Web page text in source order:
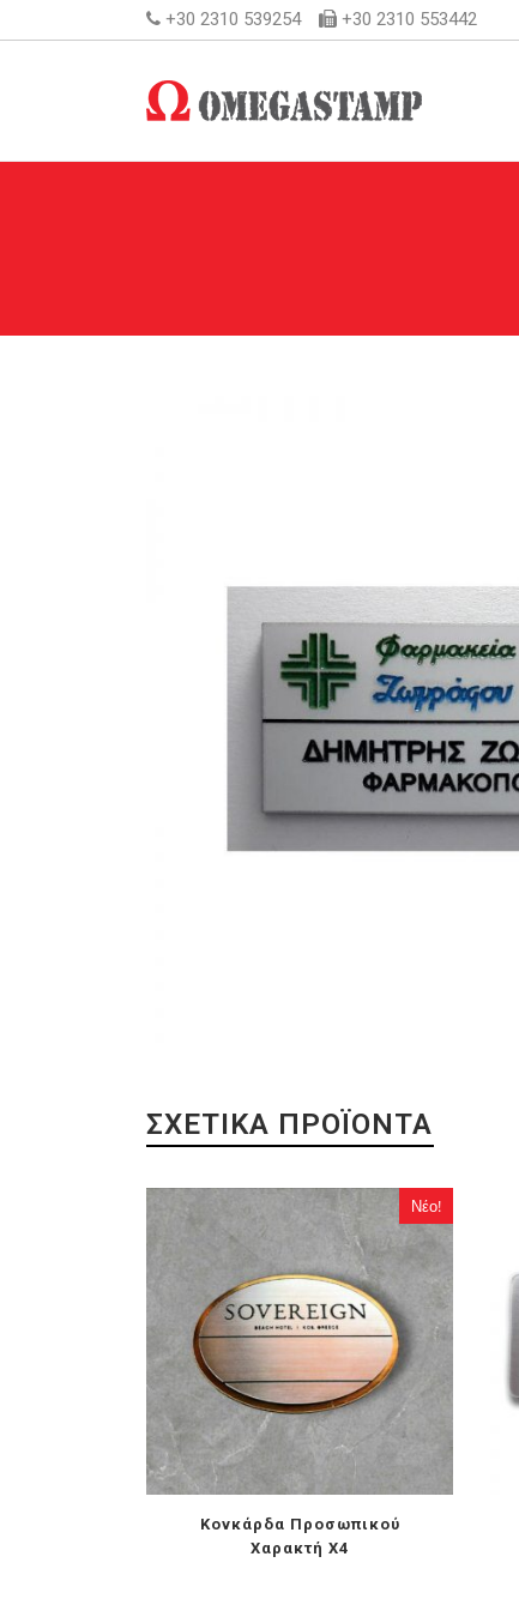
+30 2310 539254 +30 2310 553442
ΣΧΕΤΙΚΆ ΠΡΟΪΌΝΤΑ
Νέο!
Κονκάρδα Προσωπικού
Χαρακτή X4